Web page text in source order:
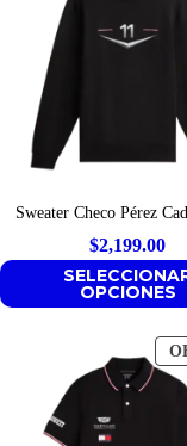
Sweater Checo Pérez
$2,199.00
OPCIONES